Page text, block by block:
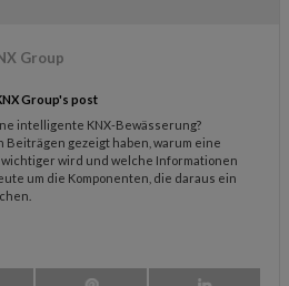
Group
Group's post
intelligente KNX-Bewässerung?
gezeigt haben, warum eine
wird und welche Informationen
um die Komponenten, die daraus ein